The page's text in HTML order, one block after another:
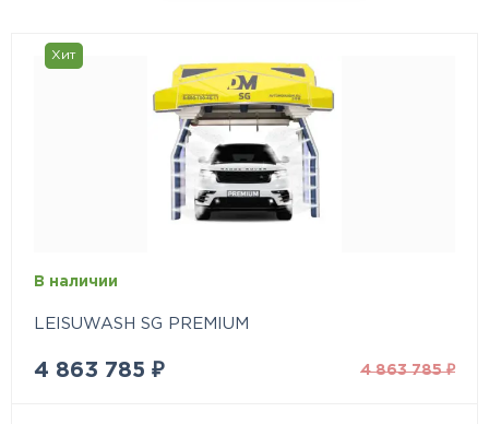
Хит
В наличии
LEISUWASH SG PREMIUM
4 863 785 ₽ 4 863 785₽